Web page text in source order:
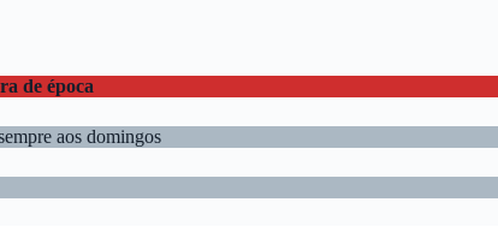
de época
aos domingos